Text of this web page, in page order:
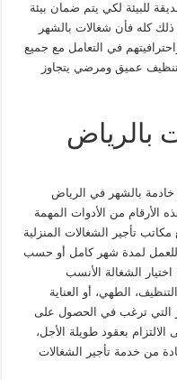
للبيئة لكي يتم ضمان بيئة
ذلك كله فأن شغالات بالشھر
في التعامل مع جميع
تنظيف عميق ومرضي يتجاوز
بالرياض
بالشهر في الرياض
الأرقام من الأدوات المهمة
تأجير الشغالات المنزلية
للعمل لمدة شهر كامل أو حسب
اختيار الشغالة الأنسب
الطهي، أو العناية
التي ترغب في الحصول على
بعقود طويلة الأجل،
من خدمة تأجير الشغالات